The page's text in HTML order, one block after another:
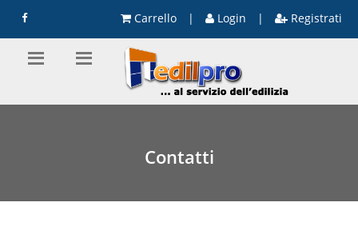
Carrello | Login | Registrati
Contatti